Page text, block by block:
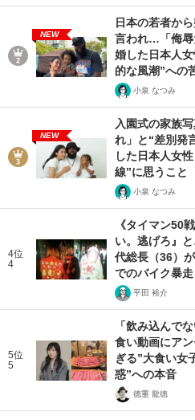
NEW
日本の若者か
言われ…「侮辱
婚した日本人
的な風潮”への
小泉 なつみ
NEW
入園式の家族
れ」と“差別発
した日本人女
線”に思うこと
小泉 なつみ
4位
4
《タイマン50
い。逃げろ』
代総長（36）
でのバイク暴走
平田 裕介
5位
5
「飲み込んで
食い動画にア
ぎる”大食い女
惑”への本音
徳重 龍徳